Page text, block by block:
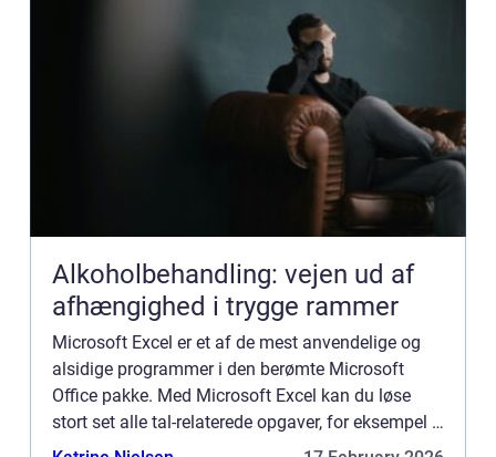
Alkoholbehandling: vejen ud af
afhængighed i trygge rammer
Microsoft Excel er et af de mest anvendelige og
alsidige programmer i den berømte Microsoft
Office pakke. Med Microsoft Excel kan du løse
stort set alle tal-relaterede opgaver, for eksempel i
relation til regnskab, fremskrivninger, stat...